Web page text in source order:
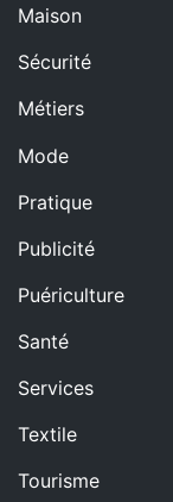
Maison
Sécurité
Métiers
Mode
Pratique
Publicité
Puériculture
Santé
Services
Textile
Tourisme